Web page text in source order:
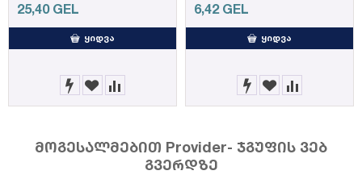
25,40 GEL
ᲧᲘᲓᲕᲐ
6,42 GEL
ᲧᲘᲓᲕᲐ
მოგესალმებით Provider- ჯგუფის ვებ
გვერდზე